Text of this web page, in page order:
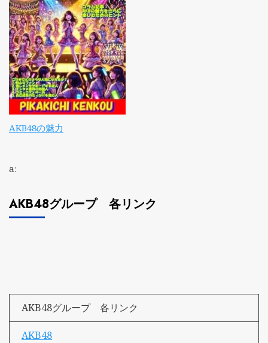
AKB48の魅力
a:
AKB48グループ 各リンク
AKB48グループ 各リンク
AKB48